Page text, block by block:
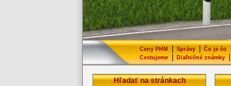
Ceny PHM Správy Čo je čo
Cestujeme| Diaľničné známky|
Hľadať na stránkach